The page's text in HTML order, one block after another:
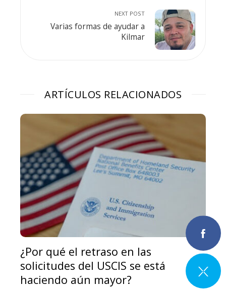
NEXT POST
Varias formas de ayudar a
Kilmar
ARTÍCULOS RELACIONADOS
¿Por qué el retraso en las
solicitudes del USCIS se está
haciendo aún mayor?